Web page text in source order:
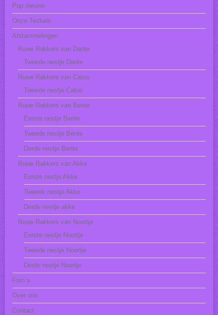
Pup nieuws
Onze Teckels
Afstammelingen
Ruwe Rakkers van Dante
Tweede nestje Dante
Ruwe Rakkers van Catoo
Tweede nestje Catoo
Ruwe Rakkers van Bente
Eerste nestje Bente
Tweede nestje Bente
Derde nestje Bente
Ruwe Rakkers van Akke
Eerste nestje Akke
Tweede nestje Akke
Derde nestje akke
Ruwe Rakkers van Noortje
Eerste nestje Noortje
Tweede nestje Noortje
Derde nestje Noortje
Foto`s
Over ons
Contact